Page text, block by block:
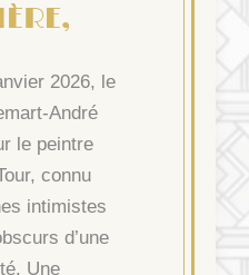
2026, le
André
le peintre
connu
intimistes
d’une
Une